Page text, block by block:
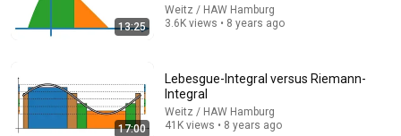
13:25
Weitz / HAW Hamburg
3.6K views • 8 years ago
17:00
Lebesgue-Integral versus Riemann-
Integral
Weitz / HAW Hamburg
41K views • 8 years ago